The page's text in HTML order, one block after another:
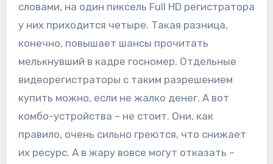
словами, на один пиксель Full HD регистратора
у них приходится четыре. Такая разница,
конечно, повышает шансы прочитать
мелькнувший в кадре госномер. Отдельные
видеорегистраторы с таким разрешением
купить можно, если не жалко денег. А вот
комбо-устройства – не стоит. Они, как
правило, очень сильно греются, что снижает
их ресурс. А в жару вовсе могут отказать –